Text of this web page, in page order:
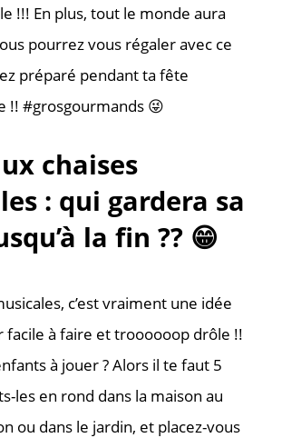
!!! En plus, tout le monde aura
pourrez vous régaler avec ce
préparé pendant ta fête
!! #grosgourmands 😜
chaises
: qui gardera sa
la fin ?? 😁
c’est vraiment une idée
facile à faire et troooooop drôle !!
à jouer ? Alors il te faut 5
les en rond dans la maison au
ou dans le jardin, et placez-vous